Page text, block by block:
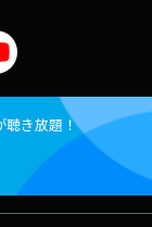
聴き放題！